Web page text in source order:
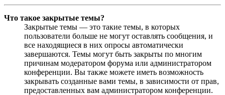
Что такое закрытые темы?
Закрытые темы — это такие темы, в которых
пользователи больше не могут оставлять сообщения, и
все находящиеся в них опросы автоматически
завершаются. Темы могут быть закрыты по многим
причинам модератором форума или администратором
конференции. Вы также можете иметь возможность
закрывать созданные вами темы, в зависимости от прав,
предоставленных вам администратором конференции.